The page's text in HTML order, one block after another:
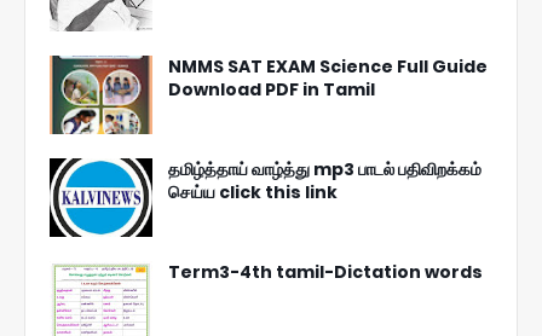
NMMS SAT EXAM Science Full Guide
Download PDF in Tamil
தமிழ்த்தாய் வாழ்த்து mp3 பாடல் பதிவிறக்கம்
செய்ய click this link
Term3-4th tamil-Dictation words